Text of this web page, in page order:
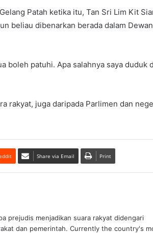
Patah ketika itu, Tan Sri Lim Kit
beliau dibenarkan berada dalam
boleh patuhi. Apa salahnya saya duduk
rakyat, juga daripada Parlimen dan
Share via Email Print
prejudis menjadikan suara rakyat didengari
dan pemerintah. Currently the country's